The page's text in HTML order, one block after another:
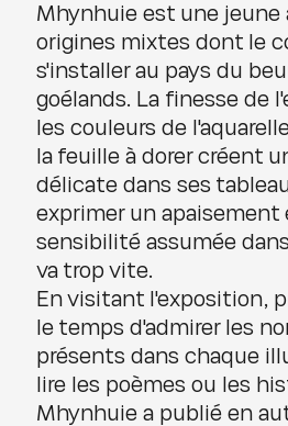
Mhynhuie est une jeune
origines mixtes dont le
s'installer au pays du
goélands. La finesse de
les couleurs de
la feuille à dorer créent
délicate dans ses
exprimer un apaisement
sensibilité assumée
va trop vite.
En visitant l'exposition,
le temps d'admirer les
présents dans chaque
lire les poèmes ou les
Mhynhuie a publié en